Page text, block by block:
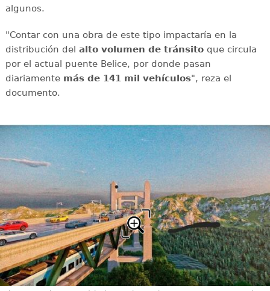
algunos.
"Contar con una obra de este tipo impactaría en la
distribución del alto volumen de tránsitoque circula
por el actual puente Belice, por donde pasan
diariamente más de 141 mil vehículos", reza el
documento.